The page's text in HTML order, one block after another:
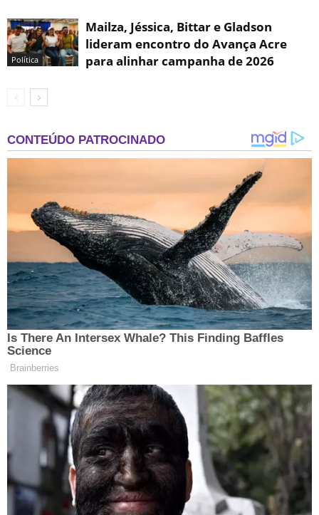
Política
Mailza, Jéssica, Bittar e Gladson
lideram encontro do Avança Acre
para alinhar campanha de 2026